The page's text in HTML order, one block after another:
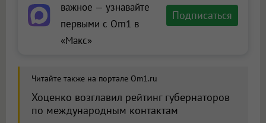
важное — узнавайте
первыми с Om1 в
«Макс»
Подписаться
Читайте также на портале Om1.ru
Хоценко возглавил рейтинг губернаторов
по международным контактам